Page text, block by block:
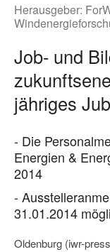
Herausgeber:
Job- und
jähriges
- Die
Energien &
2014
-
31.01.2014
Oldenburg (iwr-